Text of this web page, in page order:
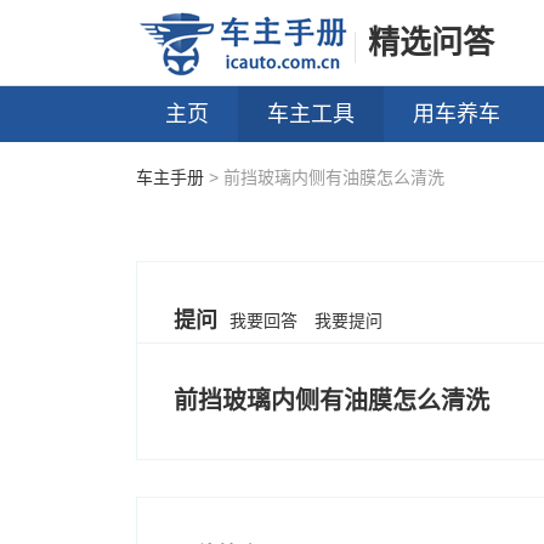
精选问答
主页 车主工具 用车养车
车主手册 > 前挡玻璃内侧有油膜怎么清洗
提问 我要回答 我要提问
前挡玻璃内侧有油膜怎么清洗